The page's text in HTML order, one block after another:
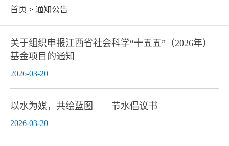
首页 > 通知公告
关于组织申报江西省社会科学“十五五”（2026年）
基金项目的通知
2026-03-20
以水为媒，共绘蓝图——节水倡议书
2026-03-20